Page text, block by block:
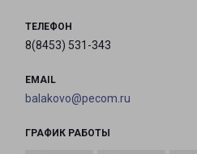
ТЕЛЕФОН
8(8453) 531-343
EMAIL
balakovo@pecom.ru
ГРАФИК РАБОТЫ